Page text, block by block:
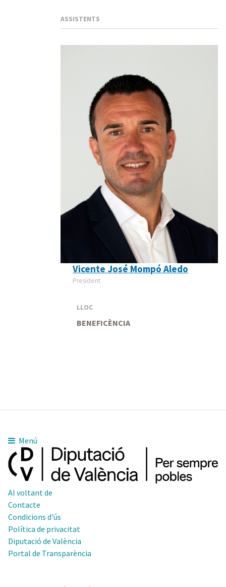
ASSISTENTS
Vicente José Mompó Aledo
President
LLOC
BENEFICÈNCIA
Menú
Al voltant de
Contacte
Condicions d'ús
Política de privacitat
Diputació de València
Portal de Transparència